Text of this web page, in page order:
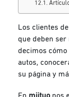
Los clientes
que deben ser
decimos cómo
autos,
su página y
En miituo nos